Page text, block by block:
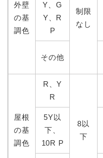
外壁
の基
調色
制限
なし
Y、G
Y、R
P
その他
屋根
の基
調色
R、Y
R
8以
下
5Y以
下、
10R P